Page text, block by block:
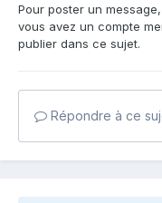
Pour poster un
vous avez un compte
publier dans ce sujet.
Répondre à ce